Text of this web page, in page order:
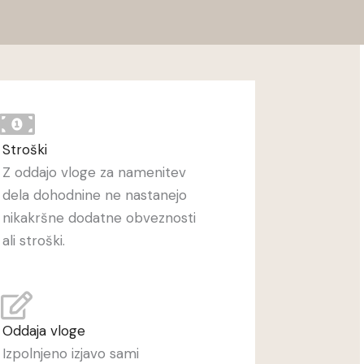
Stroški
Z oddajo vloge za namenitev
dela dohodnine ne nastanejo
nikakršne dodatne obveznosti
ali stroški.
Oddaja vloge
Izpolnjeno izjavo sami